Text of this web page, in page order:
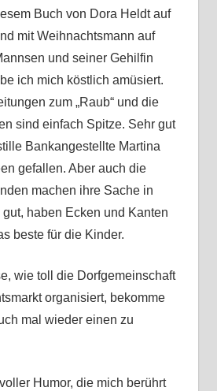
Buch von Dora Heldt auf
mit Weihnachtsmann auf
und seiner Gehilfin
ich mich köstlich amüsiert.
zum „Raub“ und die
sind einfach Spitze. Sehr gut
Bankangestellte Martina
gefallen. Aber auch die
machen ihre Sache in
haben Ecken und Kanten
beste für die Kinder.
wie toll die Dorfgemeinschaft
organisiert, bekomme
mal wieder einen zu
Humor, die mich berührt